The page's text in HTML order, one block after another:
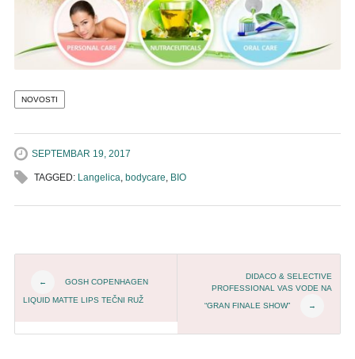
NOVOSTI
SEPTEMBAR 19, 2017
TAGGED: Langelica, bodycare, BIO
Post navigation
← GOSH COPENHAGEN
LIQUID MATTE LIPS TEČNI RUŽ
DIDACO & SELECTIVE
PROFESSIONAL VAS VODE NA
“GRAN FINALE SHOW”
→